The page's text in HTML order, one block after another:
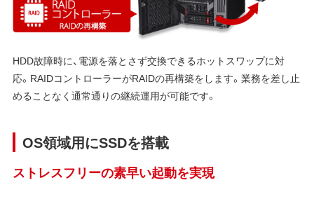
HDD故障時に、電源を落とさず交換できるホットスワップに対
応。RAIDコントローラーがRAIDの再構築をします。業務を差し止
めることなく通常通りの継続運用が可能です。
OS領域用にSSDを搭載
ストレスフリーの素早い起動を実現